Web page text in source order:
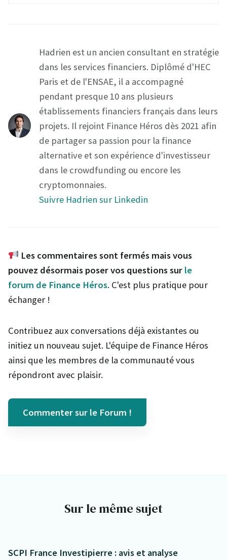
Hadrien est un ancien consultant en stratégie
dans les services financiers. Diplômé d'HEC
Paris et de l'ENSAE, il a accompagné
pendant presque 10 ans plusieurs
établissements financiers français dans leurs
projets. Il rejoint Finance Héros dès 2021 afin
de partager sa passion pour la finance
alternative et son expérience d'investisseur
dans le crowdfunding ou encore les
cryptomonnaies.
Suivre Hadrien sur Linkedin
Les commentaires sont fermés mais vous
pouvez désormais poser vos questions sur le
forum de Finance Héros. C'est plus pratique pour
échanger !
Contribuez aux conversations déjà existantes ou
initiez un nouveau sujet. L'équipe de Finance Héros
ainsi que les membres de la communauté vous
répondront avec plaisir.
Commenter sur le Forum !
Sur le même sujet
SCPI France Investipierre : avis et analyse